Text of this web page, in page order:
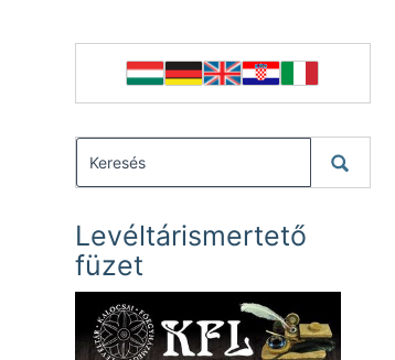
Levéltárismertető
füzet